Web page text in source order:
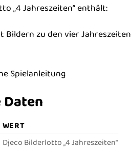
„4 Jahreszeiten“ enthält:
Bildern zu den vier Jahreszeiten
Spielanleitung
WERT
Djeco Bilderlotto „4 Jahreszeiten“